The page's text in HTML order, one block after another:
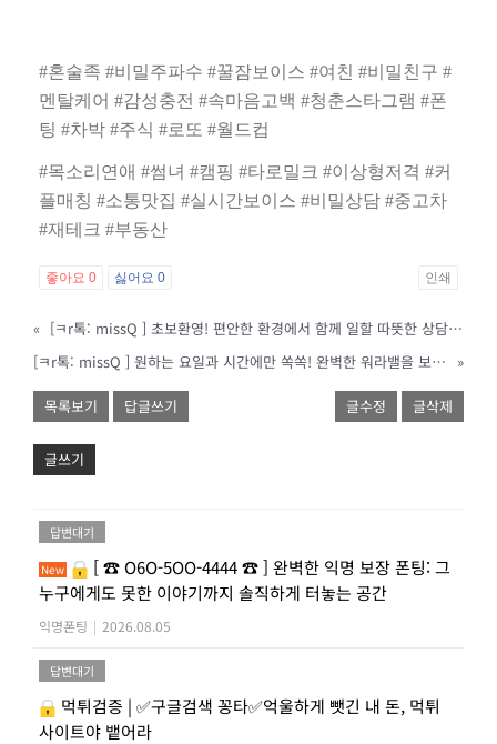
#혼술족 #비밀주파수 #꿀잠보이스 #여친 #비밀친구 #
멘탈케어 #감성충전 #속마음고백 #청춘스타그램 #폰
팅 #차박 #주식 #로또 #월드컵
#목소리연애 #썸녀 #캠핑 #타로밀크 #이상형저격 #커
플매칭 #소통맛집 #실시간보이스 #비밀상담 #중고차
#재테크 #부동산
좋아요 0 싫어요 0 인쇄
«
[ㅋr톡: missQ ] 초보환영! 편안한 환경에서 함께 일할 따뜻한 상담원 분을 모셔요
[ㅋr톡: missQ ] 원하는 요일과 시간에만 쏙쏙! 완벽한 워라밸을 보장해요
»
목록보기 답글쓰기 글수정 글삭제
글쓰기
답변대기
New
[ ☎ O6O-5OO-4444 ☎ ] 완벽한 익명 보장 폰팅: 그
누구에게도 못한 이야기까지 솔직하게 터놓는 공간
익명폰팅 | 2026.08.05
답변대기
먹튀검증 | ✅구글검색 꽁타✅억울하게 뺏긴 내 돈, 먹튀
사이트야 뱉어라